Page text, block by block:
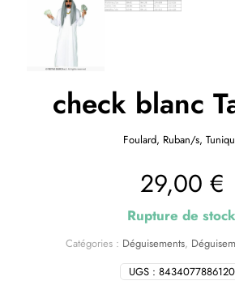
check blanc
Foulard, Ruban/s,
29,00 €
Rupture de stock
UGS : 8434077886120
Catégories : Déguisements,